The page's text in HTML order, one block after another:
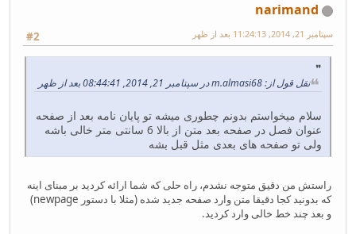
narimand
#2 سپتامبر 21, 2014, 11:24:13 بعد از ظهر
نقل قول از: m.almasi68 در سپتامبر 21, 2014, 08:44:41 بعد از ظهر
سلام میخواستم بدونم چطوری میشه تو پایان نامه بعد از صفحه
عنوان فصل در صفحه بعد متن از بالا 6 سانتی متر خالی باشه
ولی تو صفحه های بعدی مثل قبل بشه
راستش من دقیق متوجه نشدم، راه حلی که شما ارائه کردید بر مبنای اینه
که بدونید کجا دقیقا متن وارد صفحه جدید شده (مثلا با دستور newpage)
و بعد چند خط خالی وارد کردید.